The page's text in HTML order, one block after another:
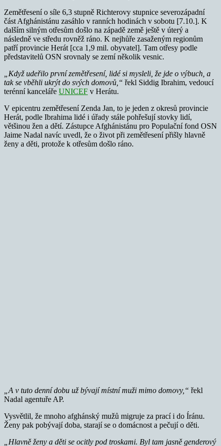
Zemětřesení o síle 6,3 stupně Richterovy stupnice severozápadní
část Afghánistánu zasáhlo v ranních hodinách v sobotu [7.10.]. K
dalším silným otřesům došlo na západě země ještě v úterý a
následně ve středu rovněž ráno. K nejhůře zasaženým regionům
patří provincie Herát [cca 1,9 mil. obyvatel]. Tam otřesy podle
představitelů OSN srovnaly se zemí několik vesnic.
„Když udeřilo první zemětřesení, lidé si mysleli, že jde o výbuch, a
tak se vběhli ukrýt do svých domovů,“ řekl Siddig Ibrahim, vedoucí
terénní kanceláře UNICEF v Herátu.
V epicentru zemětřesení Zenda Jan, to je jeden z okresů provincie
Herát, podle Ibrahima lidé i úřady stále pohřešují stovky lidí,
většinou žen a dětí. Zástupce Afghánistánu pro Populační fond OSN
Jaime Nadal navíc uvedl, že o život při zemětřesení přišly hlavně
ženy a děti, protože k otřesům došlo ráno.
„A v tuto denní dobu už bývají místní muži mimo domovy,“ řekl
Nadal agentuře AP.
Vysvětlil, že mnoho afghánský mužů migruje za prací i do Íránu.
Ženy pak pobývají doba, starají se o domácnost a pečují o děti.
„Hlavně ženy a děti se ocitly pod troskami. Byl tam jasně genderový